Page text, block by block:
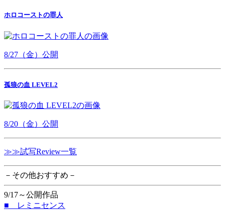
ホロコーストの罪人
8/27（金）公開
孤狼の血 LEVEL2
8/20（金）公開
≫≫試写Review一覧
－その他おすすめ－
9/17～公開作品
■ レミニセンス